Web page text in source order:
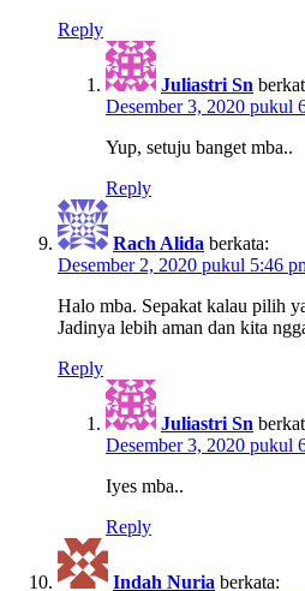
Reply
Juliastri Sn
Desember 3, 2020 pukul
Yup, setuju banget mba..
Reply
Rach Alida berkata:
Desember 2, 2020 pukul 5:46
Halo mba. Sepakat kalau pilih
Jadinya lebih aman dan kita
Reply
Juliastri Sn
Desember 3, 2020 pukul
Iyes mba..
Reply
Indah Nuria berkata: